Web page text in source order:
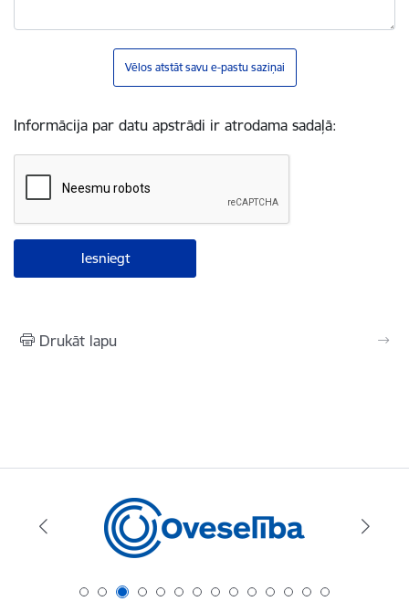
Vēlos atstāt savu e-pastu saziņai
Informācija par datu apstrādi ir atrodama sadaļā:
Drukāt lapu